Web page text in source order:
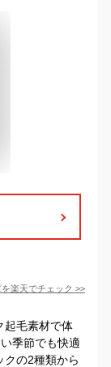
楽天でチェック >>
起毛素材で体
季節でも快適
クの2種類から